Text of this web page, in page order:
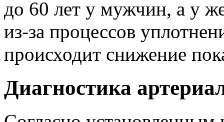
до 60 лет у мужчин, а у
из-за процессов
происходит снижение
Диагностика